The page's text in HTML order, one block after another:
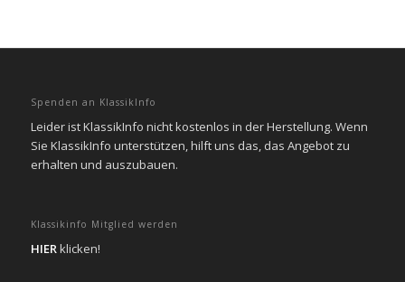
Spenden an KlassikInfo
Leider ist KlassikInfo nicht kostenlos in der Herstellung. Wenn
Sie KlassikInfo unterstützen, hilft uns das, das Angebot zu
erhalten und auszubauen.
Klassikinfo Mitglied werden
HIERklicken!